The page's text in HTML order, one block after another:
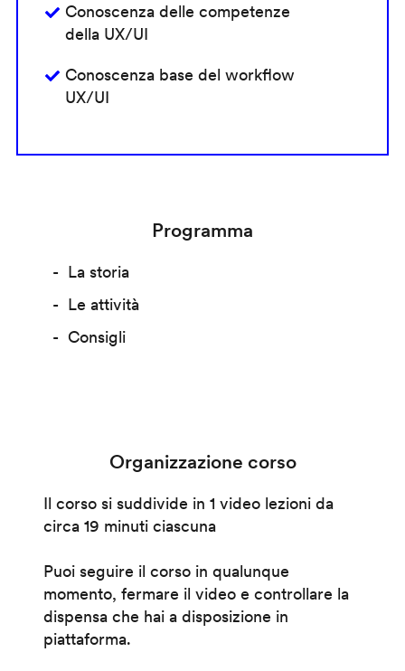
Conoscenza delle competenze
della UX/UI
Conoscenza base del workflow
UX/UI
Programma
La storia
Le attività
Consigli
Organizzazione corso
Il corso si suddivide in 1 video lezioni da
circa 19 minuti ciascuna
Puoi seguire il corso in qualunque
momento, fermare il video e controllare la
dispensa che hai a disposizione in
piattaforma.